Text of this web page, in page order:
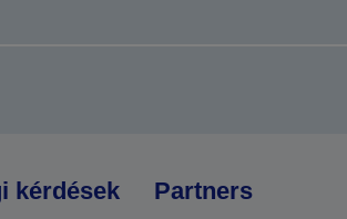
kérdések Partners